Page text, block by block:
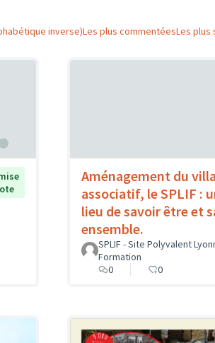
inverse)Les plus commentéesLes plus
Aménagement du
associatif, le SPLIF :
lieu de savoir être et
ensemble.
SPLIF - Site Polyvalent
Formation
0
0